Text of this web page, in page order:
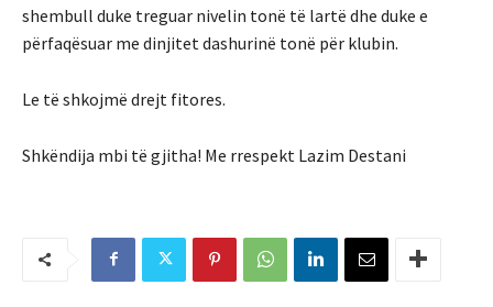
shembull duke treguar nivelin tonë të lartë dhe duke e
përfaqësuar me dinjitet dashurinë tonë për klubin.
Le të shkojmë drejt fitores.
Shkëndija mbi të gjitha! Me rrespekt Lazim Destani